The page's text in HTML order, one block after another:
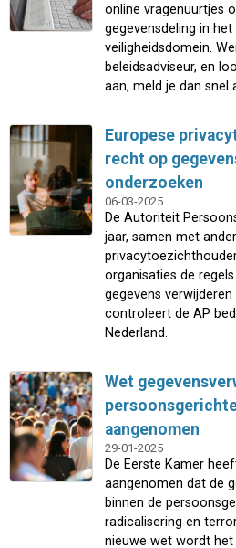
online vragenuurtjes
gegevensdeling in
veiligheidsdomein.
beleidsadviseur, en
aan, meld je dan snel
Europese
recht op
onderzoeken
06-03-2025
De Autoriteit
jaar, samen met
organisaties de
gegevens
controleert de AP
Nederland.
Wet
aangenomen
29-01-2025
De Eerste Kamer
aangenomen dat de
binnen de
radicalisering en
nieuwe wet wordt het